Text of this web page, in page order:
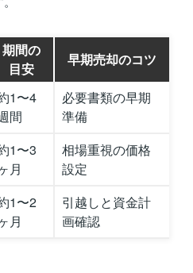
期間の
目安
早期売却のコツ
1〜4
間
必要書類の早期
準備
1〜3
月
相場重視の価格
設定
1〜2
月
引越しと資金計
画確認